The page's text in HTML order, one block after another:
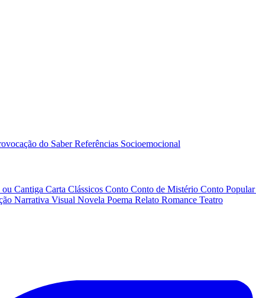
do SaberReferências Socioemocional
ou Cantiga Carta Clássicos Conto Conto de Mistério Conto Popular
Narrativa Visual Novela Poema Relato Romance Teatro